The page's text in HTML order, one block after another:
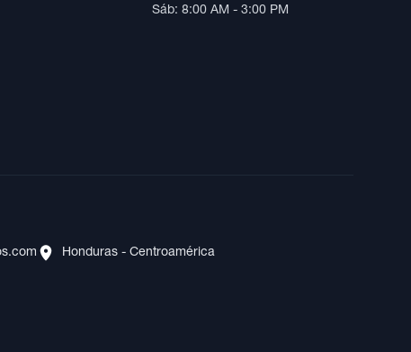
Sáb: 8:00 AM - 3:00 PM
Honduras - Centroamérica